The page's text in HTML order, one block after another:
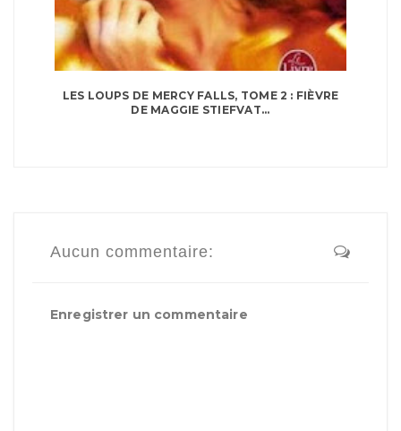
LES LOUPS DE MERCY FALLS, TOME 2 : FIÈVRE
DE MAGGIE STIEFVAT...
Aucun commentaire:
Enregistrer un commentaire